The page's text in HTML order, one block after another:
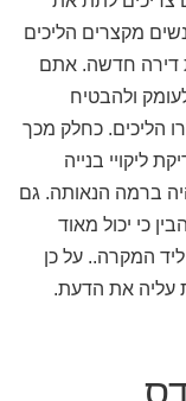
מקצרים הליכים
דירה חדשה. אתם
ולהבטיח
הליכים. כחלק מכך
ליקויי בנייה
ברמה הנאותה. גם
כי יכול מאוד
המקרה.. על כן
עליה את הדעת.